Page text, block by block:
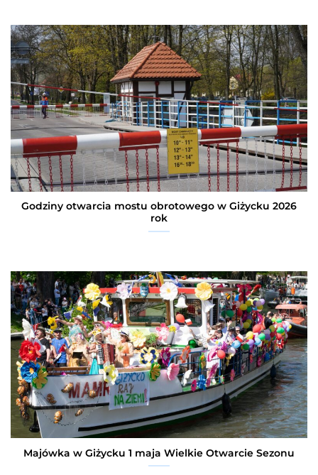
Godziny otwarcia mostu obrotowego w Giżycku 2026
rok
Majówka w Giżycku 1 maja Wielkie Otwarcie Sezonu